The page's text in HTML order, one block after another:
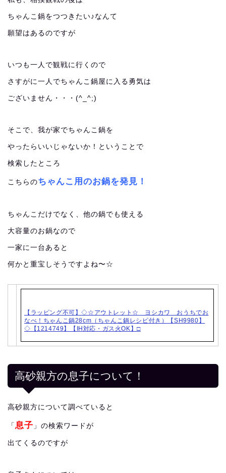
ちゃんこ鍋をつつきたい♪なんて
願望はあるのですが
いつも一人で観戦に行くので
さすがに一人でちゃんこ鍋屋に入る勇気は
ございません・・・(^_^;)
そこで、我が家でちゃんこ鍋を
やったらいいじゃないか！ということで
検索したところ
こちらのちゃんこ用のお鍋を発見！
ちゃんこだけでなく、他の鍋でも使える
大容量のお鍋なので
一家に一台あると
何かと重宝しそうですよね〜☆
【ラッピング不可】◇☆アウトレット☆ ヨシカワ おうちでお
なべ！ちゃんこ鍋28cm（ちゃんこ鍋レシピ付き）【SH9980】
◇【1214749】【IH対応・ガス火OK】□
高砂親方の息子について！
高砂親方について調べていると
「 息子 」の検索ワードが
出てくるのですが